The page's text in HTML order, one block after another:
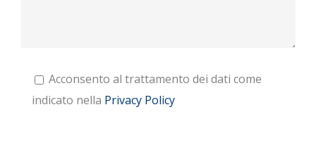
Acconsento al trattamento dei dati come
indicato nella Privacy Policy